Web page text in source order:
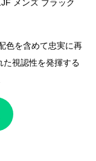
メンズ ブラック
色を含めて忠実に再
視認性を発揮する